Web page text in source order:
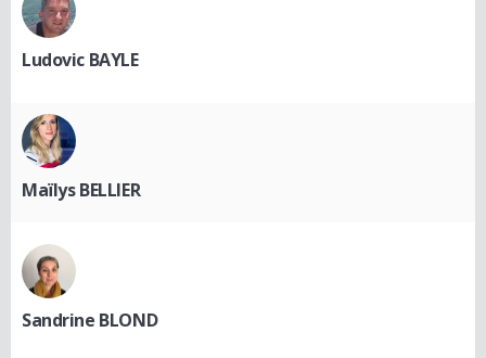
Ludovic BAYLE
Maïlys BELLIER
Sandrine BLOND